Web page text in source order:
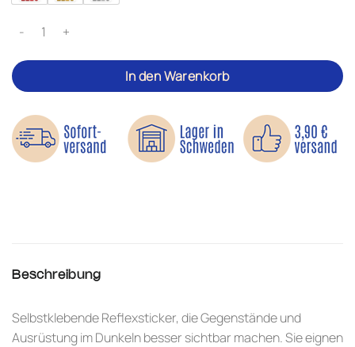
Reflektoren-Aufkleber Menge
In den Warenkorb
Beschreibung
Selbstklebende Reflexsticker, die Gegenstände und
Ausrüstung im Dunkeln besser sichtbar machen. Sie eignen